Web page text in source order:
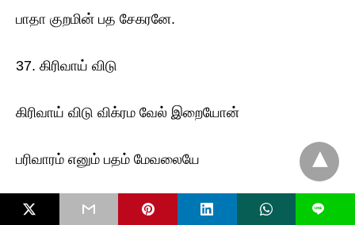
பாதா குறமின் பத சேகரனே.
37. கிரிவாய் விடு
கிரிவாய் விடு விக்ரம வேல் இறையோன்
பரிவாரம் எனும் பதம் மேவலையே
புரிவாய் மனனே பொறையாம் அறிவால்